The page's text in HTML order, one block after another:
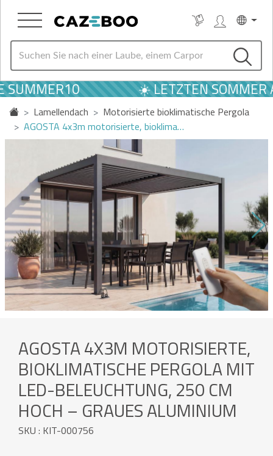
☀️ LETZTEN SOMMER
Lamellendach
Motorisierte bioklimatische Pergola
AGOSTA 4x3m motorisierte, bioklima…
AGOSTA 4X3M MOTORISIERTE,
BIOKLIMATISCHE PERGOLA MIT
LED-BELEUCHTUNG, 250 CM
HOCH – GRAUES ALUMINIUM
SKU : KIT-000756